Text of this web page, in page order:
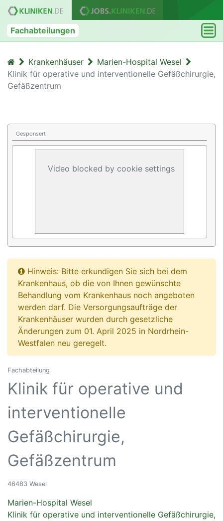
Fachabteilungen
Krankenhäuser
Marien-Hospital Wesel
Klinik für operative und interventionelle Gefäßchirurgie,
Gefäßzentrum
Gesponsert
Video blocked by cookie settings
Hinweis: Bitte erkundigen Sie sich bei dem
Krankenhaus, ob die von Ihnen gewünschte
Behandlung vom Krankenhaus noch angeboten
werden darf. Die Versorgungsaufträge der
Krankenhäuser wurden durch gesetzliche
Änderungen zum 01. April 2025 in Nordrhein-
Westfalen neu geregelt.
Fachabteilung
Klinik für operative und
interventionelle
Gefäßchirurgie,
Gefäßzentrum
46483 Wesel
Marien-Hospital Wesel
Klinik für operative und interventionelle Gefäßchirurgie,